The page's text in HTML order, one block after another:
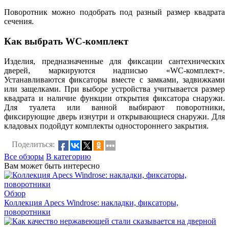
Поворотник можно подобрать под разный размер квадрата
сечения.
Как выбрать WC-комплект
Изделия, предназначенные для фиксации сантехнических
дверей, маркируются надписью «WC-комплект».
Устанавливаются фиксаторы вместе с замками, задвижками
или защелками. При выборе устройства учитывается размер
квадрата и наличие функции открытия фиксатора снаружи.
Для туалета или ванной выбирают поворотники,
фиксирующие дверь изнутри и открывающиеся снаружи. Для
кладовых подойдут комплекты одностороннего закрытия.
Поделиться:
Все обзоры В категорию
Вам может быть интересно
Обзор
Коллекция Apecs Windrose: накладки, фиксаторы,
поворотники